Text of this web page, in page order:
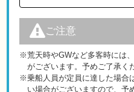
ご注意
※荒天時やGWなど多客時には
がございます。予めご了承く
※乗船人員が定員に達した場合
い場合がございますので、予